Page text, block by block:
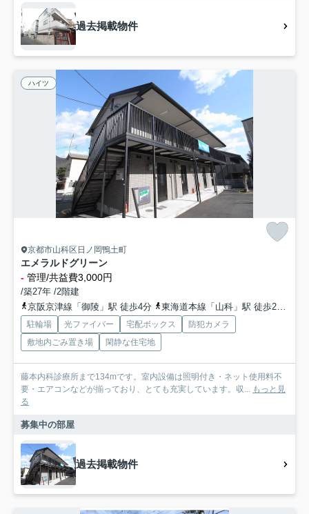
過去掲載物件
ハイツ
京都市山科区日ノ岡鴨土町
エメラルドグリーン
- 管理/共益費3,000円
/築27年 /2階建
京阪京津線「御陵」駅 徒歩4分
東海道本線「山科」駅 徒歩20分
駐輪場 光ファイバー 宅配ボックス
防犯カメラ
敷地内ごみ置き場
閑静な住宅地
藤本内科診療所まで134mです。室内設備は照明付き・ネット使用料不
要・エアコンなどが揃っており、とても充実しています。収... もっと見
る
募集中の部屋
過去掲載物件